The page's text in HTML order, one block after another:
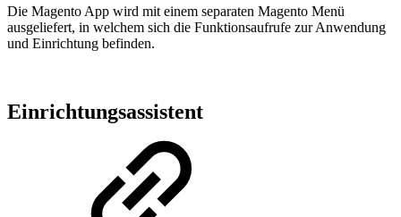
Die Magento App wird mit einem separaten Magento Menü
ausgeliefert, in welchem sich die Funktionsaufrufe zur Anwendung
und Einrichtung befinden.
Einrichtungsassistent